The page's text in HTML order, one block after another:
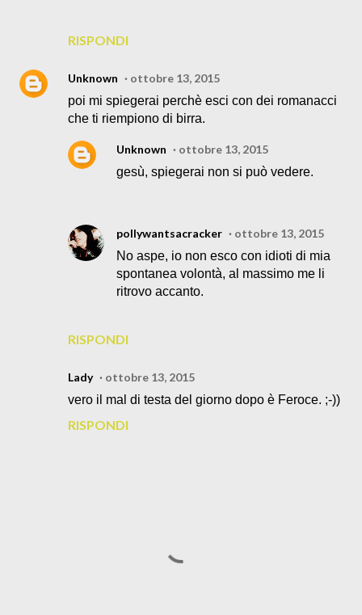
RISPONDI
Unknown
ottobre 13, 2015
poi mi spiegerai perchè esci con dei romanacci
che ti riempiono di birra.
RISPONDI
Unknown
ottobre 13, 2015
gesù, spiegerai non si può vedere.
pollywantsacracker
ottobre 13, 2015
No aspe, io non esco con idioti di mia
spontanea volontà, al massimo me li
ritrovo accanto.
Lady
ottobre 13, 2015
vero il mal di testa del giorno dopo è Feroce. ;-))
RISPONDI